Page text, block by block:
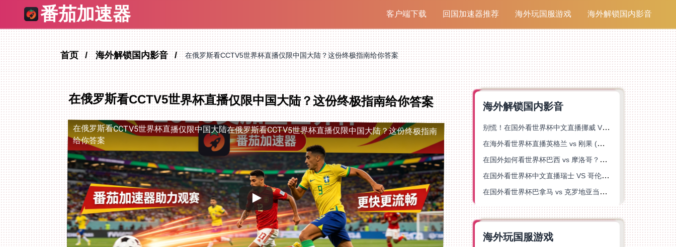
番茄加速器 客户端下载 回国加速器推荐 海外玩国服游戏 海外解锁国内影音
首页 海外解锁国内影音 在俄罗斯看CCTV5世界杯直播仅限中国大陆？这份终极指南给你答案
在俄罗斯看CCTV5世界杯直播仅限中国大陆？这份终极指南给你答案
在俄罗斯看CCTV5世界杯直播仅限中国大陆在俄罗斯看CCTV5世界杯直播仅限中国大陆？这份终极指南
给你答案
海外解锁国内影音
别慌！在国外看世界杯中文直播挪威 VS 英格兰仅限中国大陆？这篇指南帮你搞定
在海外看世界杯直播英格兰 vs 刚果 (金)当前地区不可播放？这篇指南帮你突破所有限制
在国外如何看世界杯巴西 vs 摩洛哥？海外党专属体育观赛指南来了
在国外看世界杯中文直播瑞士 VS 哥伦比亚当前地区不可播放？这篇指南帮你搞定
在国外看世界杯巴拿马 vs 克罗地亚当前地区不可播放？这篇指南帮你轻松解决海外体育直播难题
海外玩国服游戏